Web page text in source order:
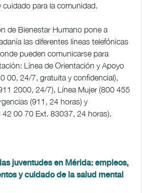
cuidado para la comunidad.
de Bienestar Humano pone a
las diferentes líneas telefónicas
pueden comunicarse para
Línea de Orientación y Apoyo
00, 24/7, gratuita y confidencial),
2000, 24/7), Línea Mujer (800 455
(911, 24 horas) y
42 00 70 Ext. 83037, 24 horas).
juventudes en Mérida: empleos,
y cuidado de la salud mental